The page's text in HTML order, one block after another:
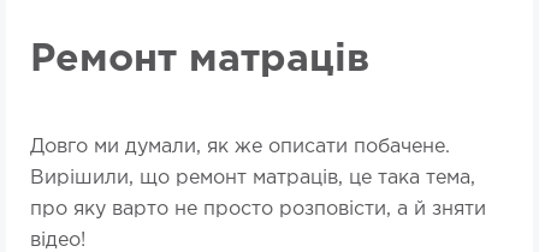
Ремонт матраців
Довго ми думали, як же описати побачене.
Вирішили, що ремонт матраців, це така тема,
про яку варто не просто розповісти, а й зняти
відео!